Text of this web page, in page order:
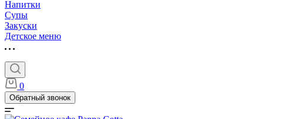
Напитки
Супы
Закуски
Детское меню
0
Обратный звонок